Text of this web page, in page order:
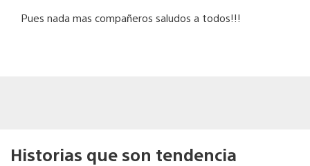
Pues nada mas compañeros saludos a todos!!!
Historias que son tendencia